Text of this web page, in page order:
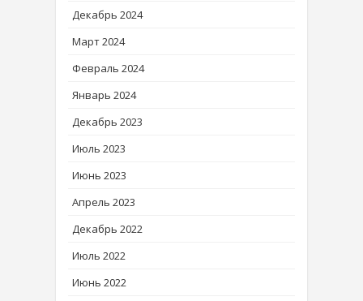
Декабрь 2024
Март 2024
Февраль 2024
Январь 2024
Декабрь 2023
Июль 2023
Июнь 2023
Апрель 2023
Декабрь 2022
Июль 2022
Июнь 2022